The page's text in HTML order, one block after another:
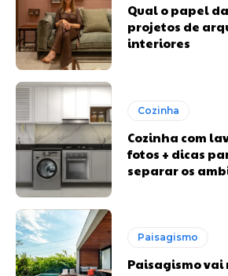
Qual o papel
projetos de
interiores
Cozinha
Cozinha com
fotos + dicas
separar os
Paisagismo
Paisagismo